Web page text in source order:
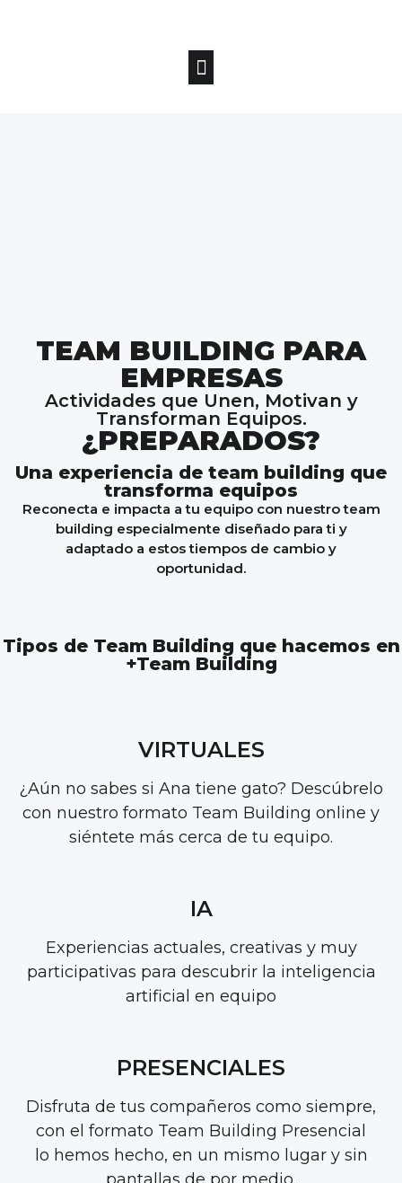
TEAM BUILDING PARA
EMPRESAS
Actividades que Unen, Motivan y
Transforman Equipos.
¿PREPARADOS?
Una experiencia de team building que
transforma equipos
Reconecta e impacta a tu equipo con nuestro team
building especialmente diseñado para ti y
adaptado a estos tiempos de cambio y
oportunidad.
Tipos de Team Building que hacemos en
+Team Building
VIRTUALES
¿Aún no sabes si Ana tiene gato? Descúbrelo
con nuestro formato Team Building online y
siéntete más cerca de tu equipo.
IA
Experiencias actuales, creativas y muy
participativas para descubrir la inteligencia
artificial en equipo
PRESENCIALES
Disfruta de tus compañeros como siempre,
con el formato Team Building Presencial
lo hemos hecho, en un mismo lugar y sin